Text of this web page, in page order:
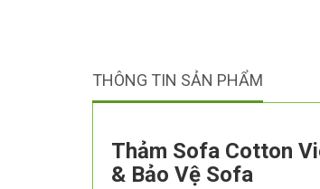
THÔNG TIN SẢN PHẨM
Thảm Sofa Cotton
& Bảo Vệ Sofa